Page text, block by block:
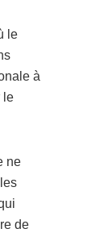
le
à
le
ne
de